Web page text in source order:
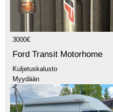
3000€
Ford Transit Motorhome
Kuljetuskalusto
Myydään